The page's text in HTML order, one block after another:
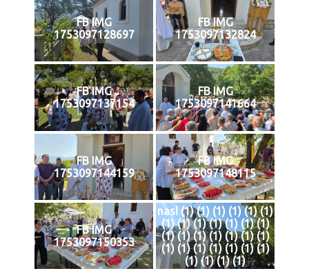
FB IMG
1753097128697
FB IMG
1753097132824
FB IMG
1753097137154
FB IMG
1753097141664
FB IMG
1753097144159
FB IMG
1753097148115
FB IMG
1753097150353
nasl (1) (1) (1) (1) (1) (1)
(1) (1) (1) (1) (1) (1) (1)
(1) (1) (1) (1) (1) (1) (1)
(1) (1) (1) (1) (1) (1) (1)
(1) (1) (1) (1)